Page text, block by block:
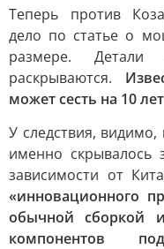
Теперь против
дело по статье о
размере. Детали
раскрываются.
может сесть на 10
У следствия,
именно скрывалось
зависимости от
«инновационного
обычной сборкой
компонентов